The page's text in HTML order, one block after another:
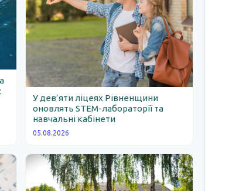
У дев’яти ліцеях Рівненщини
оновлять STEM-лабораторії та
навчальні кабінети
05.08.2026